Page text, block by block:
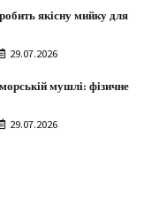
якісну мийку для
29.07.2026
мушлі: фізичне
29.07.2026